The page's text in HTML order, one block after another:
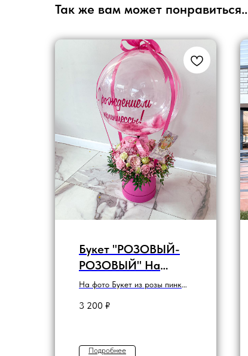
Так же вам может понравиться..
Букет "РОЗОВЫЙ-
РОЗОВЫЙ" На
рождение дочки
На фото Букет из розы пинк
эустомы, диантуса, гипсофилы
3 200 ₽
Подробнее